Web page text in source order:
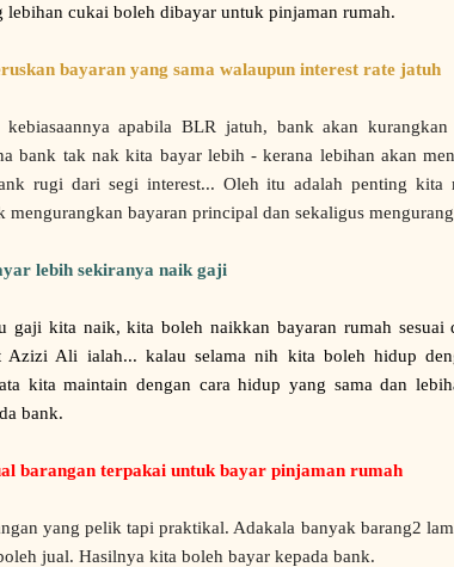
lebihan cukai boleh dibayar untuk pinjaman rumah.
bayaran yang sama walaupun interest rate jatuh
kebiasaannya apabila BLR jatuh, bank akan
bank tak nak kita bayar lebih - kerana lebihan akan
rugi dari segi interest... Oleh itu adalah penting kita
mengurangkan bayaran principal dan sekaligus
lebih sekiranya naik gaji
gaji kita naik, kita boleh naikkan bayaran rumah sesuai
Azizi Ali ialah... kalau selama nih kita boleh hidup
kita maintain dengan cara hidup yang sama dan
bank.
barangan terpakai untuk bayar pinjaman rumah
yang pelik tapi praktikal. Adakala banyak barang2
jual. Hasilnya kita boleh bayar kepada bank.